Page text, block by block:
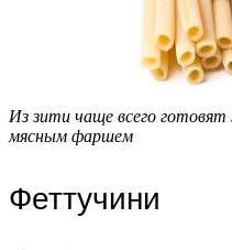
Из зити чаще всего
мясным фаршем
Феттучини